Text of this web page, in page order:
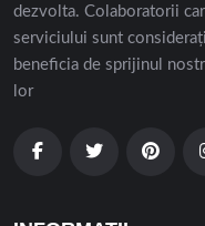
dezvolta. Colaboratorii
serviciului sunt
beneficia de sprijinul
lor